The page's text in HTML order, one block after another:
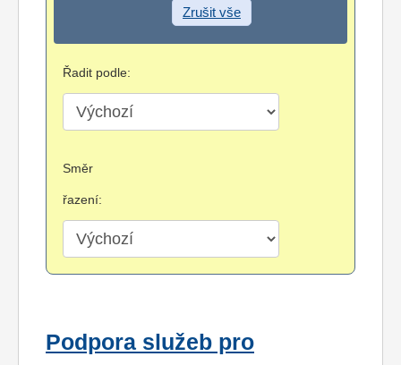
Zrušit vše
Řadit podle:
Směr
řazení:
Podpora služeb pro